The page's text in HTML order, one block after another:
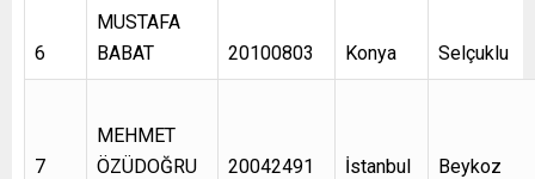
6
MUSTAFA
BABAT
20100803 Konya Selçuklu
7
MEHMET
ÖZÜDOĞRU
20042491 İstanbul Beykoz